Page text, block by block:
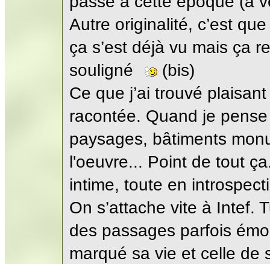
Autre originalité, c’est
ça s’est déjà vu mais ça
souligné
(bis)
Ce que j’ai trouvé
racontée. Quand je
paysages, bâtiments
l'oeuvre... Point de tout
intime, toute en
On s’attache vite à Intef.
des passages parfois
marqué sa vie et celle de